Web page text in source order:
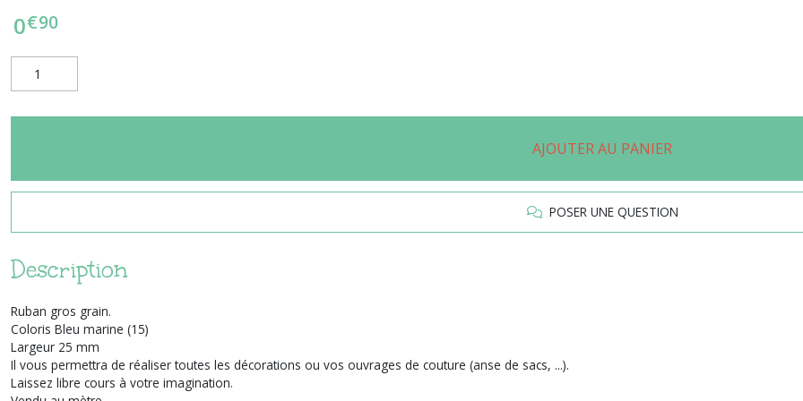
0€90
AJOUTER AU PANIER
POSER UNE QUESTION
Description
Ruban gros grain.
Coloris Bleu marine (15)
Largeur 25 mm
Il vous permettra de réaliser toutes les décorations ou vos ouvrages de couture (anse de sacs, ...).
Laissez libre cours à votre imagination.